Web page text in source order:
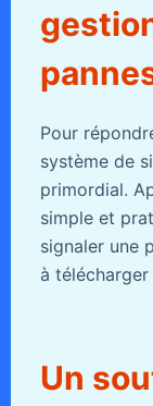
Pour
système de
primordial.
simple et
signaler une
à télécharger
Un